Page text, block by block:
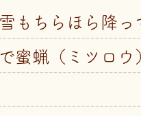
もちらほら降
蜜蝋（ミツロウ